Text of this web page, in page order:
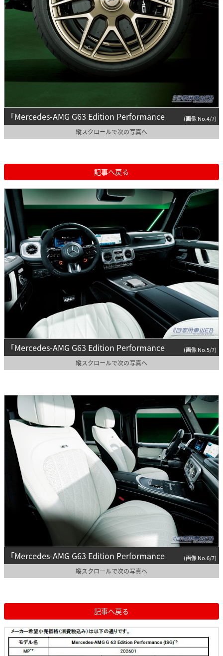
「Mercedes-AMG G63 Edition Performance (画像 No.4/7)
縦スクロールで次の写真へ
記事へ戻る
「Mercedes-AMG G63 Edition Performance (画像 No.5/7)
縦スクロールで次の写真へ
「Mercedes-AMG G63 Edition Performance (画像 No.6/7)
縦スクロールで次の写真へ
記事へ戻る